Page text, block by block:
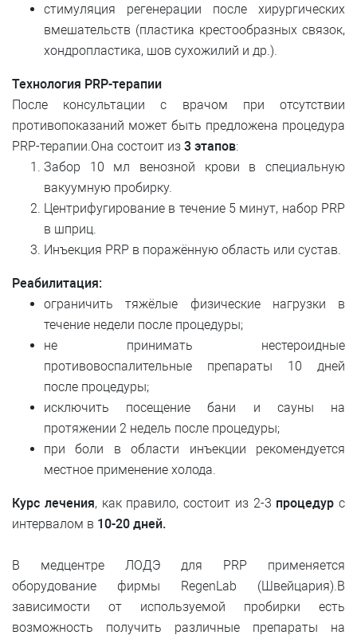
стимуляция регенерации после хирургических
вмешательств (пластика крестообразных связок,
хондропластика, шов сухожилий и др.).
Технология PRP-терапии
После консультации с врачом при отсутствии
противопоказаний может быть предложена процедура
PRP-терапии.Она состоит из 3 этапов:
Забор 10 мл венозной крови в специальную
вакуумную пробирку.
Центрифугирование в течение 5 минут, набор PRP
в шприц.
Инъекция PRP в поражённую область или сустав.
Реабилитация:
ограничить тяжёлые физические нагрузки в
течение недели после процедуры;
не принимать нестероидные
противовоспалительные препараты 10 дней
после процедуры;
исключить посещение бани и сауны на
протяжении 2 недель после процедуры;
при боли в области инъекции рекомендуется
местное применение холода.
Курс лечения, как правило, состоит из 2-3 процедур с
интервалом в 10-20 дней.
В медцентре ЛОДЭ для PRP применяется
оборудование фирмы RegenLab (Швейцария).В
зависимости от используемой пробирки есть
возможность получить различные препараты на